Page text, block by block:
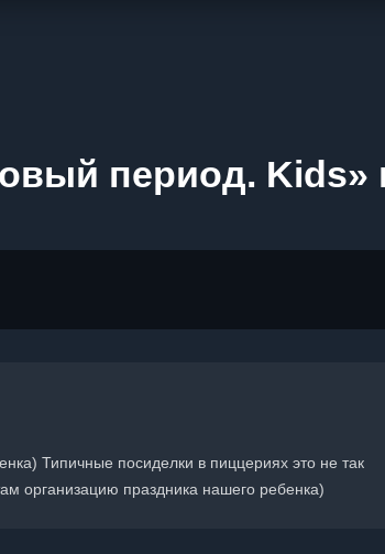
период. Kids»
Типичные посиделки в пиццериях это не так
организацию праздника нашего ребенка)